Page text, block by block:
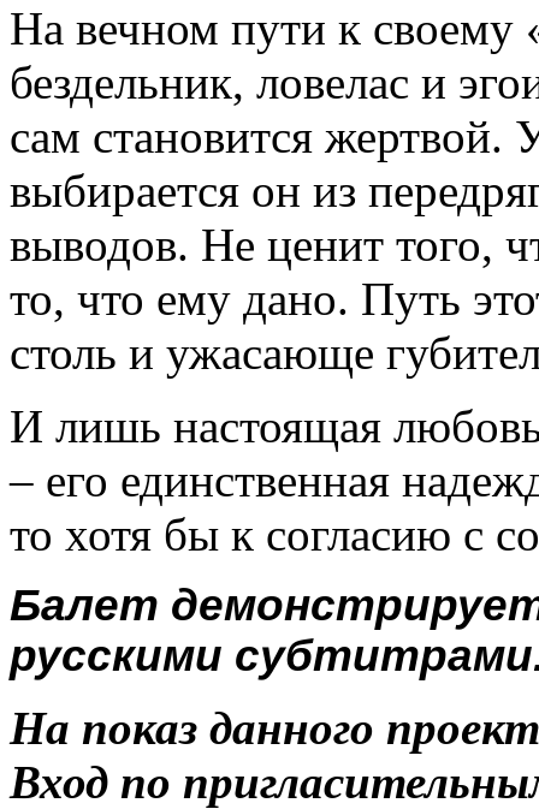
На вечном пути к своему
бездельник, ловелас и
сам становится жертвой.
выбирается он из
выводов. Не ценит того,
то, что ему дано. Путь
столь и ужасающе
И лишь настоящая
– его единственная
то хотя бы к согласию с
Балет
русскими
На показ данного
Вход по